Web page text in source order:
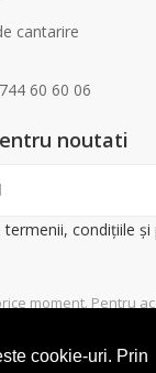
cookie-uri. Prin
cantarire
60 60 06
noutati
termenii, condițiile și
moment. Pentru